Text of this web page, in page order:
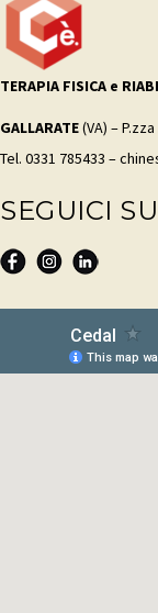
TERAPIA FISICA e
GALLARATE(VA) –
Tel. 0331 785433 –
SEGUICI SU